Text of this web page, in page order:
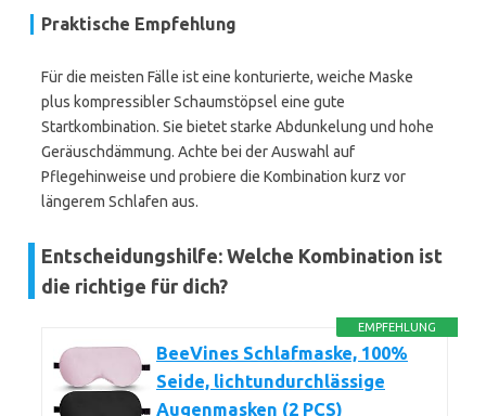
Praktische Empfehlung
Für die meisten Fälle ist eine konturierte, weiche Maske
plus kompressibler Schaumstöpsel eine gute
Startkombination. Sie bietet starke Abdunkelung und hohe
Geräuschdämmung. Achte bei der Auswahl auf
Pflegehinweise und probiere die Kombination kurz vor
längerem Schlafen aus.
Entscheidungshilfe: Welche Kombination ist
die richtige für dich?
EMPFEHLUNG
BeeVines Schlafmaske, 100%
Seide, lichtundurchlässige
Augenmasken (2 PCS)